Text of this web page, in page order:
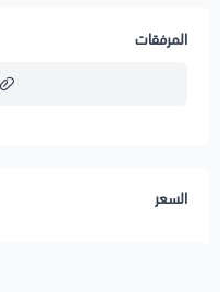
المرفقات
السعر